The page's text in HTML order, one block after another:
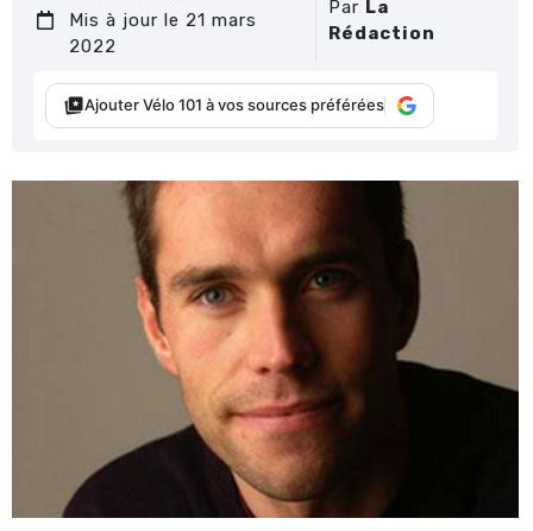
Mis à jour le 21 mars
2022
Par La
Rédaction
Ajouter Vélo 101 à vos sources préférées